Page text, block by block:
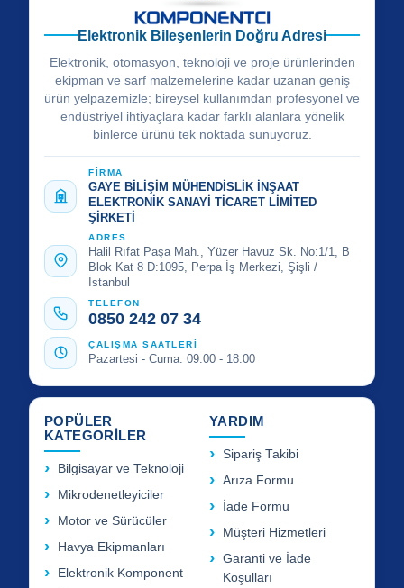
Elektronik Bileşenlerin Doğru Adresi
Elektronik, otomasyon, teknoloji ve proje ürünlerinden
ekipman ve sarf malzemelerine kadar uzanan geniş
ürün yelpazemizle; bireysel kullanımdan profesyonel ve
endüstriyel ihtiyaçlara kadar farklı alanlara yönelik
binlerce ürünü tek noktada sunuyoruz.
FİRMA
GAYE BİLİŞİM MÜHENDİSLİK İNŞAAT
ELEKTRONİK SANAYİ TİCARET LİMİTED
ŞİRKETİ
ADRES
Halil Rıfat Paşa Mah., Yüzer Havuz Sk. No:1/1, B
Blok Kat 8 D:1095, Perpa İş Merkezi, Şişli /
İstanbul
TELEFON
0850 242 07 34
ÇALIŞMA SAATLERİ
Pazartesi - Cuma: 09:00 - 18:00
POPÜLER
KATEGORİLER
Bilgisayar ve Teknoloji
Mikrodenetleyiciler
Motor ve Sürücüler
Havya Ekipmanları
Elektronik Komponent
YARDIM
Sipariş Takibi
Arıza Formu
İade Formu
Müşteri Hizmetleri
Garanti ve İade
Koşulları